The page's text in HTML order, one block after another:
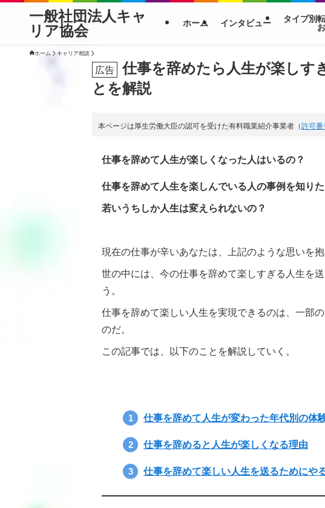
一般社団法人キャ
リア協会 ホーム インタビュー タイプ別
ホーム キャリア相談
仕事を辞めたら人生が楽しす
とを解説
本ページは厚生労働大臣の認可を受けた有料職業紹介事業者（許可
仕事を辞めて人生が楽しくなった人はいるの？
仕事を辞めて人生を楽しんでいる人の事例を知りた
若いうちしか人生は変えられないの？
現在の仕事が辛いあなたは、上記のような思いを抱
世の中には、今の仕事を辞めて楽しすぎる人生を
う。
仕事を辞めて楽しい人生を実現できるのは、一部
のだ。
この記事では、以下のことを解説していく。
仕事を辞めて人生が変わった年代別の体
仕事を辞めると人生が楽しくなる理由
仕事を辞めて楽しい人生を送るためにや